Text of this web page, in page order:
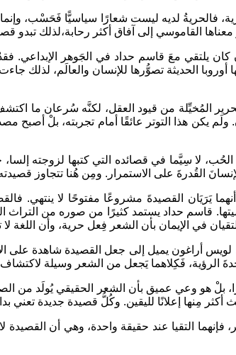
فالحريةُ لديه ليست شعارًا سياسيًّا فَحَسْب،
القاموسي إلى آفاق أكثر رحابة،لذلك تبدو
يلتقي معَ قاسم حداد في الجَوهر الإبداعي. فقدْ
أوروبا الحديثة تصوُّرها للإنسان والعالَم،
المُخيِّلة من قيود العقل، لكنَّه سُرعان ما
ولَم يكن هذا التوتر عائقًا أمام تجربته، بلْ
لا سِيَّما في قصائده التي كتبها لزوجته
القُدرةَ على الاستمرار. ومِن هُنا تتجاوز
يَرَيَان القصيدةَ مشروعًا مفتوحًا لا ينتهي.
قاسم حداد يستمد كثيرًا من صوره من التراث
في الإيمان بأن الشعر فِعل حرية، وأن اللغة
أراغون يميل إلى جعل القصيدة شاهدة على
وَحدةَ الرؤية، فَكِلاهما يَجعل من الشعر وسيلة
هو وعي عميق بأن الشعر الحقيقي يُولَد من
أكثر مِنها إعلانًا لليقين. وكُلُّ قصيدة جديدة
التقيا عند حقيقة واحدة، وهي أن القصيدة